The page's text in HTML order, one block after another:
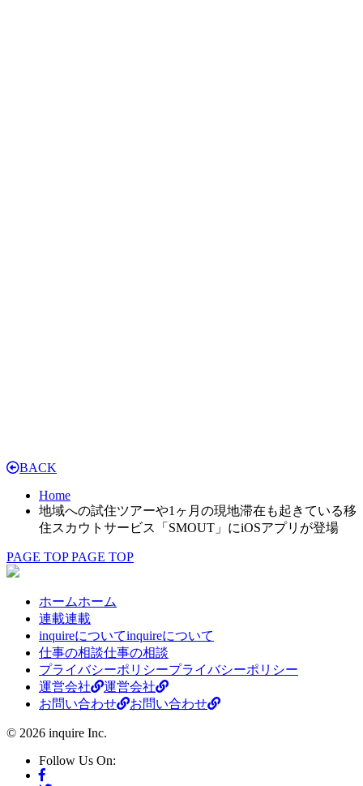
BACK
Home
地域への試住ツアーや1ヶ月の現地滞在も起きている移
住スカウトサービス「SMOUT」にiOSアプリが登場
PAGE TOP PAGE TOP
ホームホーム
連載連載
inquireについてinquireについて
仕事の相談仕事の相談
プライバシーポリシープライバシーポリシー
運営会社
運営会社
お問い合わせ
お問い合わせ
© 2026 inquire Inc.
Follow Us On: